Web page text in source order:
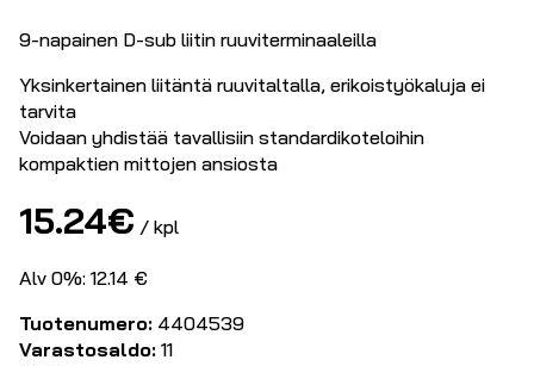
9-napainen D-sub liitin ruuviterminaaleilla
Yksinkertainen liitäntä ruuvitaltalla, erikoistyökaluja ei
tarvita
Voidaan yhdistää tavallisiin standardikoteloihin
kompaktien mittojen ansiosta
15.24€ / kpl
Alv 0%: 12.14 €
Tuotenumero: 4404539
Varastosaldo: 11